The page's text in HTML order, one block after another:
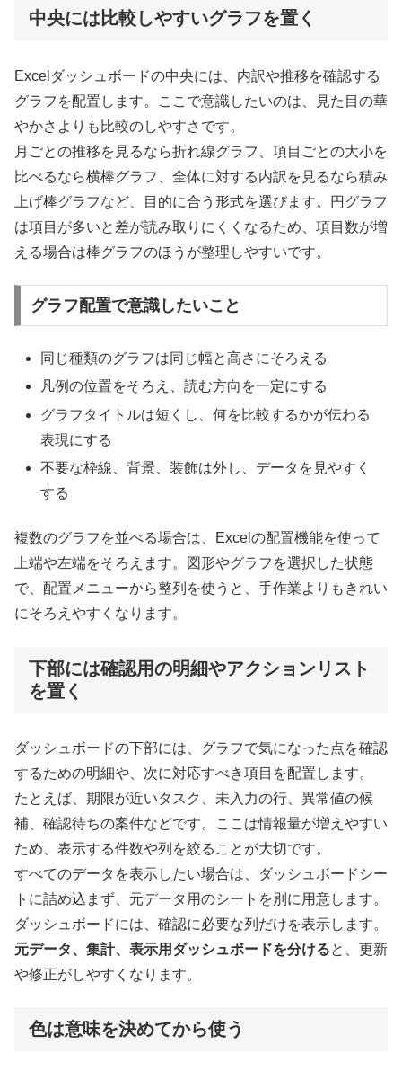
中央には比較しやすいグラフを置く
Excelダッシュボードの中央には、内訳や推移を確認する
グラフを配置します。ここで意識したいのは、見た目の華
やかさよりも比較のしやすさです。
月ごとの推移を見るなら折れ線グラフ、項目ごとの大小を
比べるなら横棒グラフ、全体に対する内訳を見るなら積み
上げ棒グラフなど、目的に合う形式を選びます。円グラフ
は項目が多いと差が読み取りにくくなるため、項目数が増
える場合は棒グラフのほうが整理しやすいです。
グラフ配置で意識したいこと
同じ種類のグラフは同じ幅と高さにそろえる
凡例の位置をそろえ、読む方向を一定にする
グラフタイトルは短くし、何を比較するかが伝わる
表現にする
不要な枠線、背景、装飾は外し、データを見やすく
する
複数のグラフを並べる場合は、Excelの配置機能を使って
上端や左端をそろえます。図形やグラフを選択した状態
で、配置メニューから整列を使うと、手作業よりもきれい
にそろえやすくなります。
下部には確認用の明細やアクションリスト
を置く
ダッシュボードの下部には、グラフで気になった点を確認
するための明細や、次に対応すべき項目を配置します。
たとえば、期限が近いタスク、未入力の行、異常値の候
補、確認待ちの案件などです。ここは情報量が増えやすい
ため、表示する件数や列を絞ることが大切です。
すべてのデータを表示したい場合は、ダッシュボードシー
トに詰め込まず、元データ用のシートを別に用意します。
ダッシュボードには、確認に必要な列だけを表示します。
元データ、集計、表示用ダッシュボードを分けると、更新
や修正がしやすくなります。
色は意味を決めてから使う